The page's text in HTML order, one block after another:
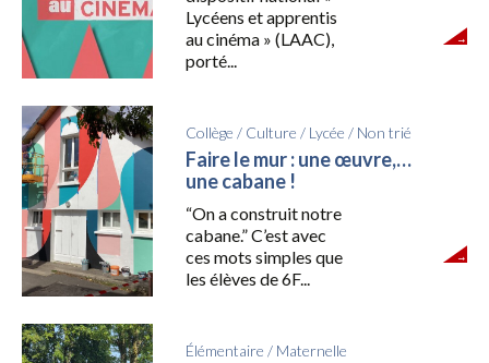
Lycéens et apprentis
au cinéma » (LAAC),
porté...
Collège / Culture / Lycée / Non trié
Faire le mur : une œuvre,…
une cabane !
“On a construit notre
cabane.” C’est avec
ces mots simples que
les élèves de 6F...
Élémentaire / Maternelle